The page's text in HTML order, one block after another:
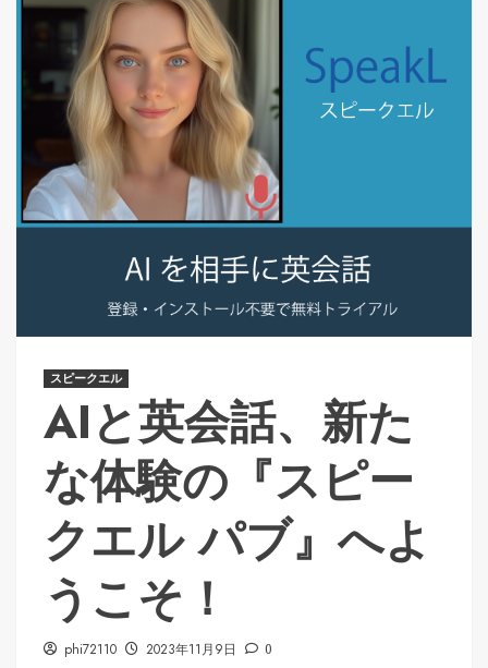
スピークエル
AIと英会話、新た
な体験の『スピー
クエル パブ』へよ
うこそ！
phi72110 2023年11月9日 0